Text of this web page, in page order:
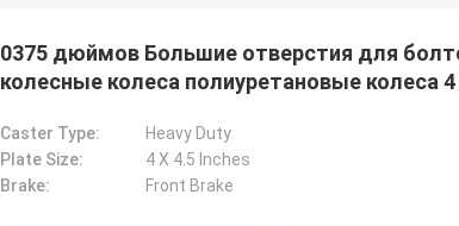
0375 дюймов Большие отверстия для
колесные колеса полиуретановые колеса
Caster Type:
Heavy Duty
Plate Size:
4 X 4.5 Inches
Brake:
Front Brake